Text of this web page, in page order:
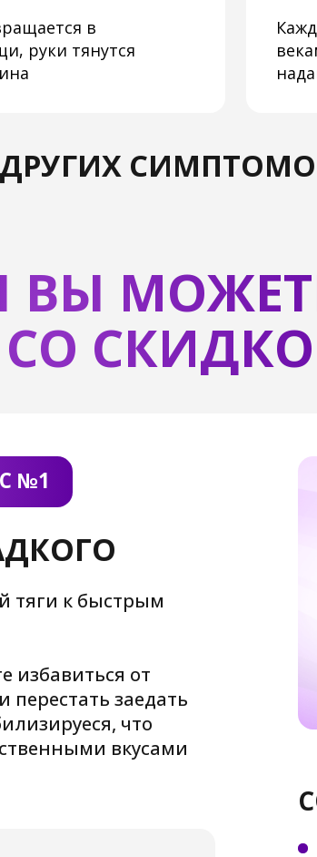
СКИДКОЙ?
к быстрым
от
заедать
комплекса:
испытывать
так
масса
Вы больше не
настроения и
научится
Курс
Это